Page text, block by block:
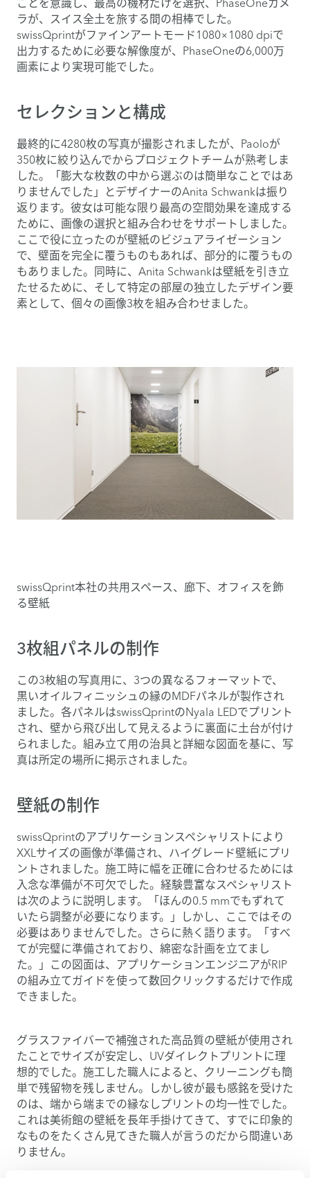
ラが、スイス全土を旅する間の相棒でした。
swissQprintがファインアートモード1080×1080 dpiで
出力するために必要な解像度が、PhaseOneの6,000万
画素により実現可能でした。
セレクションと構成
最終的に4280枚の写真が撮影されましたが、Paoloが
350枚に絞り込んでからプロジェクトチームが熟考しま
した。「膨大な枚数の中から選ぶのは簡単なことではあ
りませんでした」とデザイナーのAnita Schwankは振り
返ります。彼女は可能な限り最高の空間効果を達成する
ために、画像の選択と組み合わせをサポートしました。
ここで役に立ったのが壁紙のビジュアライゼーション
で、壁面を完全に覆うものもあれば、部分的に覆うもの
もありました。同時に、Anita Schwankは壁紙を引き立
たせるために、そして特定の部屋の独立したデザイン要
素として、個々の画像3枚を組み合わせました。
swissQprint本社の共用スペース、廊下、オフィスを飾
る壁紙
3枚組パネルの制作
この3枚組の写真用に、3つの異なるフォーマットで、
黒いオイルフィニッシュの縁のMDFパネルが製作され
ました。各パネルはswissQprintのNyala LEDでプリント
され、壁から飛び出して見えるように裏面に土台が付け
られました。組み立て用の治具と詳細な図面を基に、写
真は所定の場所に掲示されました。
壁紙の制作
swissQprintのアプリケーションスペシャリストにより
XXLサイズの画像が準備され、ハイグレード壁紙にプリ
ントされました。施工時に幅を正確に合わせるためには
入念な準備が不可欠でした。経験豊富なスペシャリスト
は次のように説明します。「ほんの0.5 mmでもずれて
いたら調整が必要になります。」しかし、ここではその
必要はありませんでした。さらに熱く語ります。「すべ
てが完璧に準備されており、綿密な計画を立てまし
た。」この図面は、アプリケーションエンジニアがRIP
の組み立てガイドを使って数回クリックするだけで作成
できました。
グラスファイバーで補強された高品質の壁紙が使用され
たことでサイズが安定し、UVダイレクトプリントに理
想的でした。施工した職人によると、クリーニングも簡
単で残留物を残しません。しかし彼が最も感銘を受けた
のは、端から端までの縁なしプリントの均一性でした。
これは美術館の壁紙を長年手掛けてきて、すでに印象的
なものをたくさん見てきた職人が言うのだから間違いあ
りません。